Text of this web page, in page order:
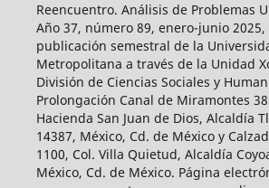
Reencuentro. Análisis de Problemas
Año 37, número 89, enero-junio 2025,
publicación semestral de la
Metropolitana a través de la Unidad
División de Ciencias Sociales y
Prolongación Canal de Miramontes
Hacienda San Juan de Dios, Alcaldía
14387, México, Cd. de México y
1100, Col. Villa Quietud, Alcaldía
México, Cd. de México. Página